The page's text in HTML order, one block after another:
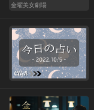
金曜美女劇場